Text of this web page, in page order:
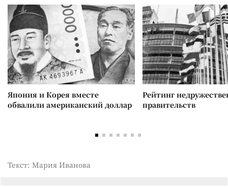
Япония и Корея вместе
обвалили американский доллар
Рейтинг
правительств
Текст: Мария Иванова